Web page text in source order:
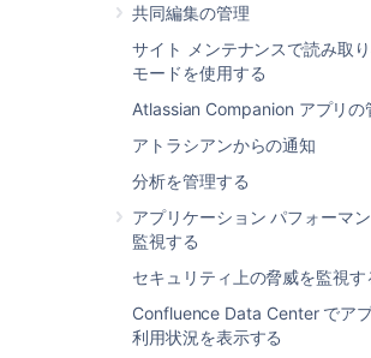
共同編集の管理
サイト メンテナンスで読み取
モードを使用する
Atlassian Companion アプリの
アトラシアンからの通知
分析を管理する
アプリケーション パフォーマ
監視する
セキュリティ上の脅威を監視す
Confluence Data Center でア
利用状況を表示する
されたランダムな文字列（すなわち、
が含まれます。このトークンは
って生成され、Confluence データベ
ーザー用として保存されます。
認証に cookie を利用する
ユーザーが Web ページをリクエスト
クエストがセッションベースまたは
方法でまだ認証されてない場合、
「ログイン情報を記憶する」cookie (
合) と Confluence データベースに保
るユーザーのトークン (存在する場合
ます。